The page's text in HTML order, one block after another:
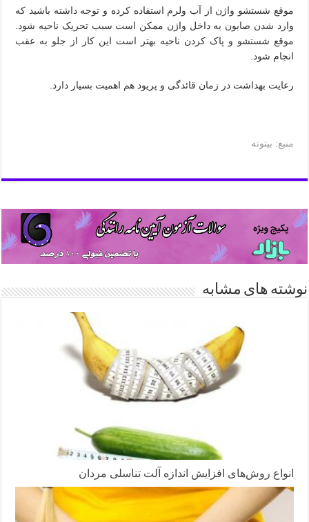
موقع شستشو واژن از آب ولرم استفاده کرده و توجه داشته باشید که
وارد شدن صابون به داخل واژن ممکن است سبب تحریک ناحیه شود.
موقع شستشو و پاک کردن ناحیه بهتر است این کار از جلو به عقب
انجام شود.
رعایت بهداشت در زمان قائدگی و پریود هم اهمیت بسیار دارد.
منبع: بیتوته
نوشته های مشابه
انواع روش‌های افزایش اندازه آلت تناسلی مردان